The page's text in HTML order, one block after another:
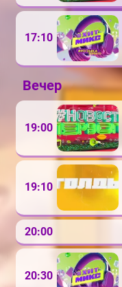
17:10
Вечер
19:00
19:10
20:00
20:30